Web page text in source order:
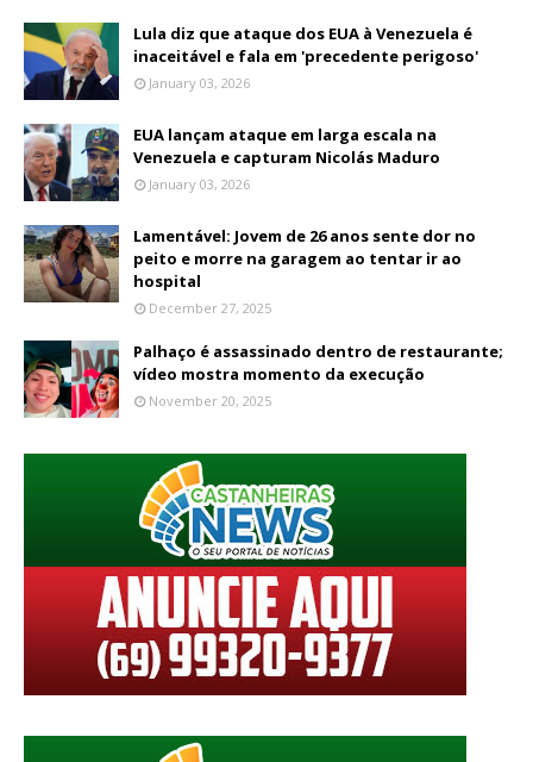
Lula diz que ataque dos EUA à Venezuela é
inaceitável e fala em 'precedente perigoso'
January 03, 2026
EUA lançam ataque em larga escala na
Venezuela e capturam Nicolás Maduro
January 03, 2026
Lamentável: Jovem de 26 anos sente dor no
peito e morre na garagem ao tentar ir ao
hospital
December 27, 2025
Palhaço é assassinado dentro de restaurante;
vídeo mostra momento da execução
November 20, 2025